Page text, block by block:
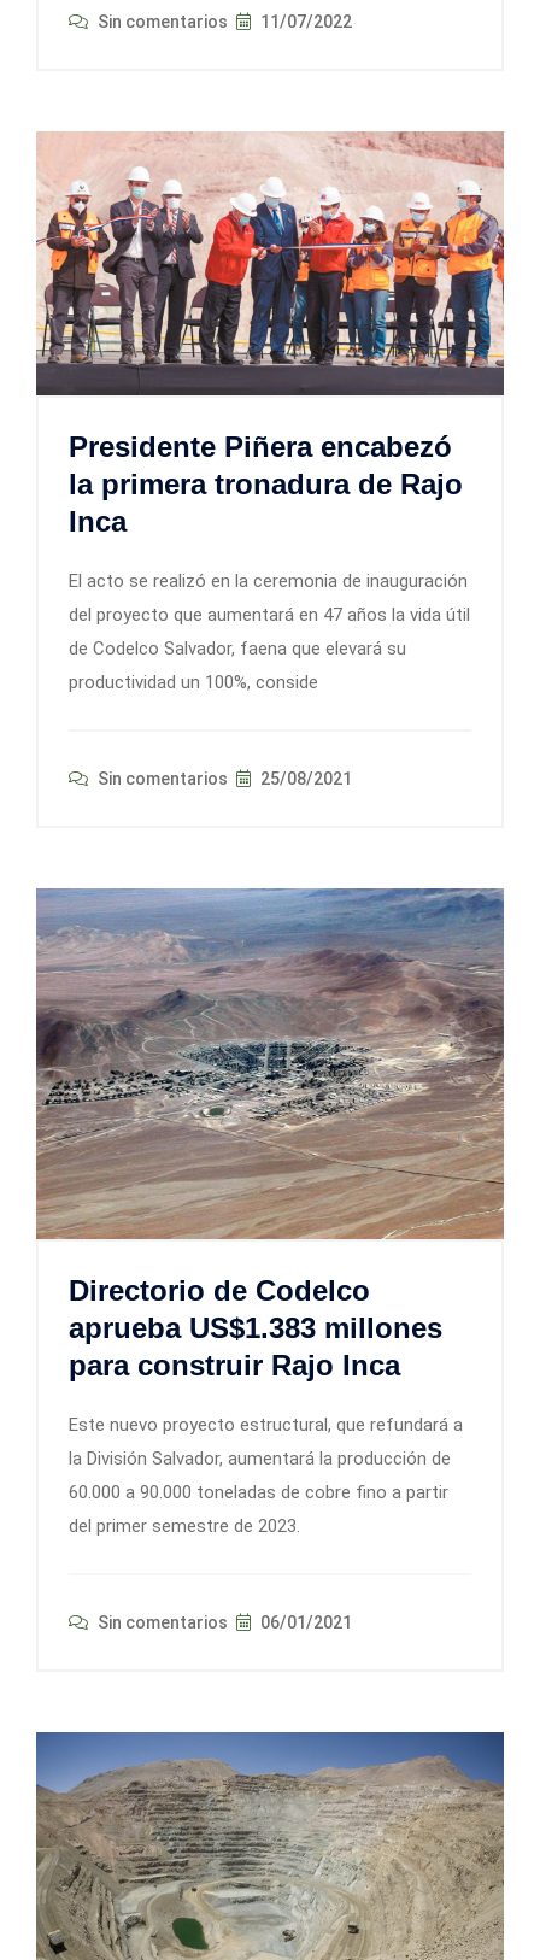
Sin comentarios 11/07/2022
Presidente Piñera encabezó
la primera tronadura de Rajo
Inca
El acto se realizó en la ceremonia de inauguración
del proyecto que aumentará en 47 años la vida útil
de Codelco Salvador, faena que elevará su
productividad un 100%, conside
Sin comentarios 25/08/2021
Directorio de Codelco
aprueba US$1.383 millones
para construir Rajo Inca
Este nuevo proyecto estructural, que refundará a
la División Salvador, aumentará la producción de
60.000 a 90.000 toneladas de cobre fino a partir
del primer semestre de 2023.
Sin comentarios 06/01/2021